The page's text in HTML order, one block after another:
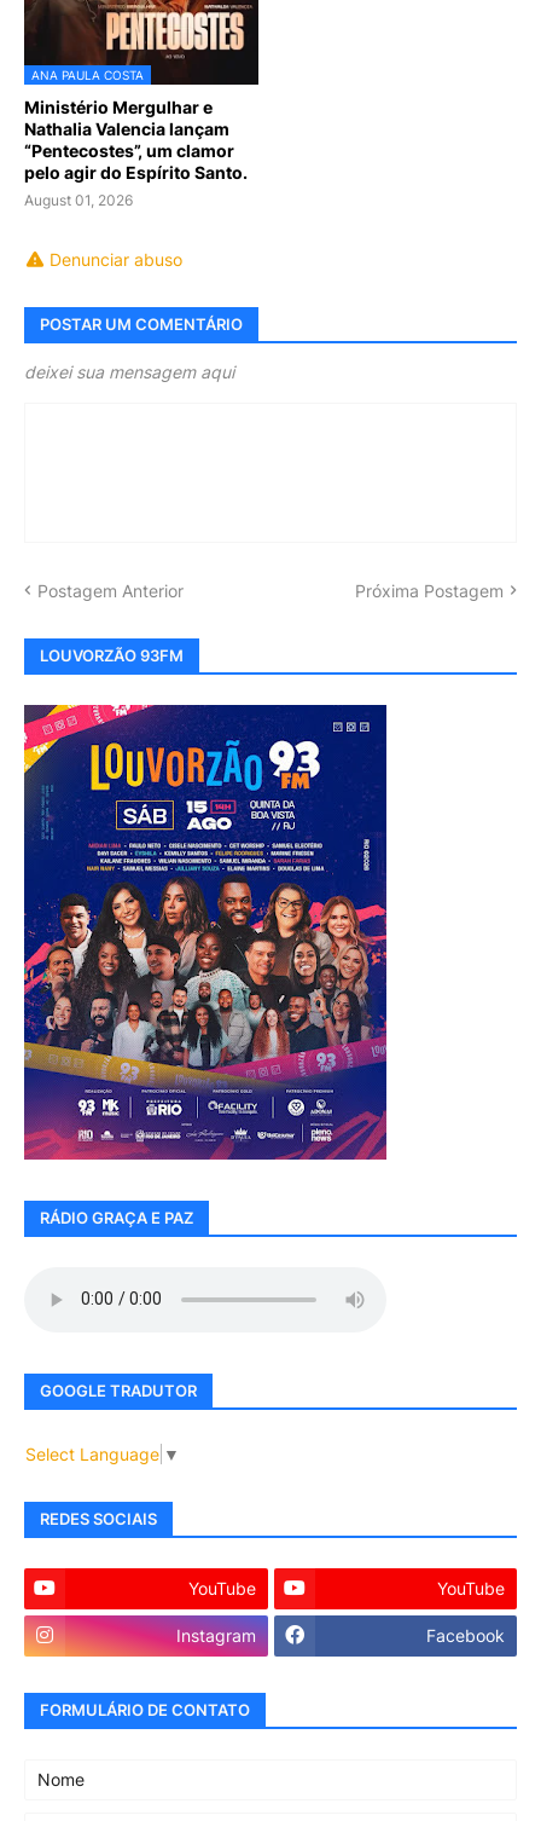
ANA PAULA COSTA
Ministério Mergulhar e
Nathalia Valencia lançam
“Pentecostes”, um clamor
pelo agir do Espírito Santo.
August 01, 2026
Denunciar abuso
POSTAR UM COMENTÁRIO
deixei sua mensagem aqui
Postagem Anterior Próxima Postagem
LOUVORZÃO 93FM
RÁDIO GRAÇA E PAZ
GOOGLE TRADUTOR
Select Language ▼
REDES SOCIAIS
YouTube YouTube
Instagram Facebook
FORMULÁRIO DE CONTATO